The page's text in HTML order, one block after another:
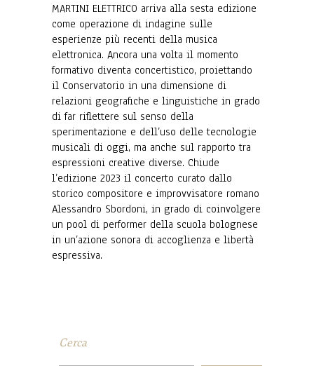
MARTINI ELETTRICO arriva alla sesta edizione
come operazione di indagine sulle
esperienze più recenti della musica
elettronica. Ancora una volta il momento
formativo diventa concertistico, proiettando
il Conservatorio in una dimensione di
relazioni geografiche e linguistiche in grado
di far riflettere sul senso della
sperimentazione e dell’uso delle tecnologie
musicali di oggi, ma anche sul rapporto tra
espressioni creative diverse. Chiude
l’edizione 2023 il concerto curato dallo
storico compositore e improvvisatore romano
Alessandro Sbordoni, in grado di coinvolgere
un pool di performer della scuola bolognese
in un’azione sonora di accoglienza e libertà
espressiva.
Cerca